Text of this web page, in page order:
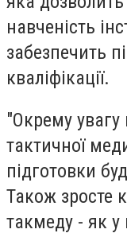
навченість
забезпечить
кваліфікації.
"Окрему увагу
тактичної
підготовки
Також зросте
такмеду - як у